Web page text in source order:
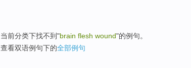
当前分类下找不到"brain flesh wound"的例句。
查看双语例句下的全部例句